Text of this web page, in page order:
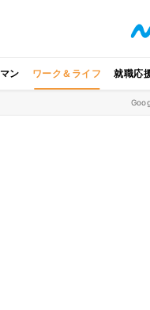
ン ワーク＆ライフ 就職応